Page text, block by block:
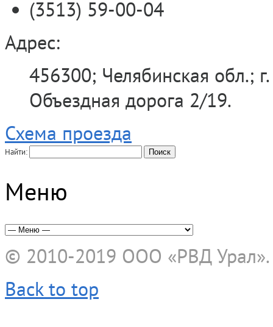
(3513) 59-00-04
Адрес:
456300; Челябинская обл.;
Объездная дорога 2/19.
Схема проезда
Найти:
Меню
© 2010-2019 ООО «РВД Урал»
Back to top